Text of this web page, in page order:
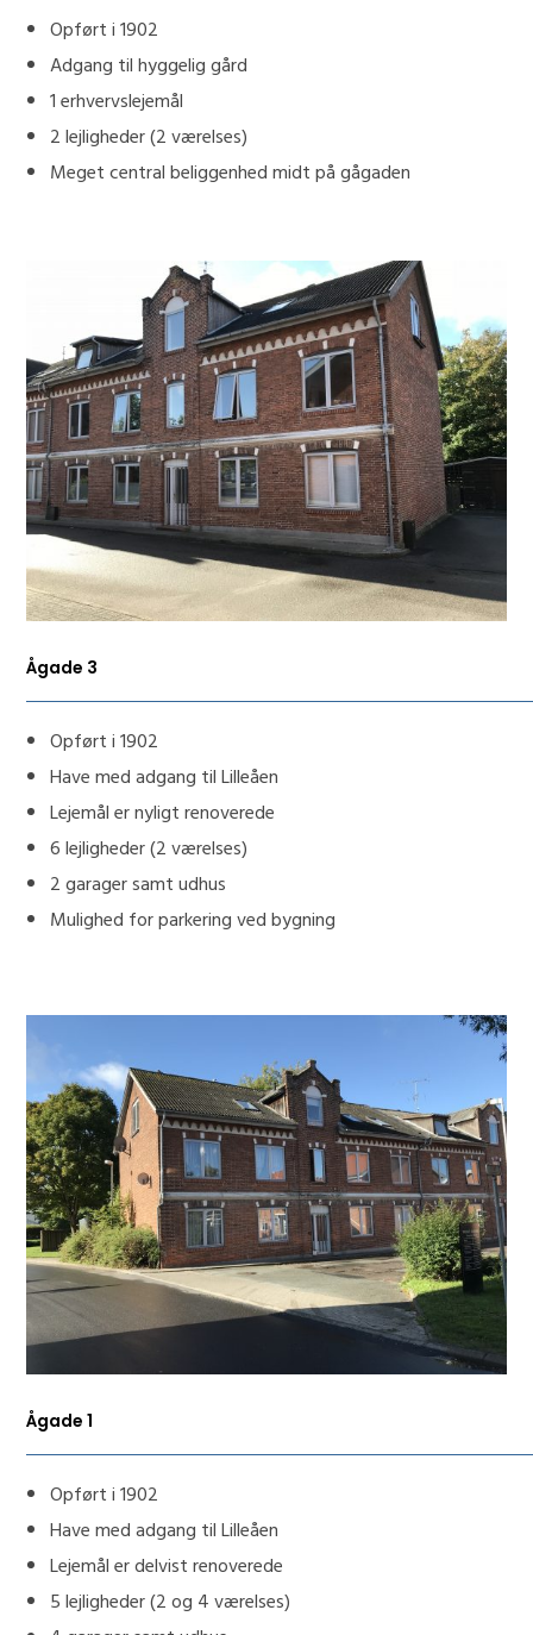
Opført i 1902
Adgang til hyggelig gård
1 erhvervslejemål
2 lejligheder (2 værelses)
Meget central beliggenhed midt på gågaden
Ågade 3
Opført i 1902
Have med adgang til Lilleåen
Lejemål er nyligt renoverede
6 lejligheder (2 værelses)
2 garager samt udhus
Mulighed for parkering ved bygning
Ågade 1
Opført i 1902
Have med adgang til Lilleåen
Lejemål er delvist renoverede
5 lejligheder (2 og 4 værelses)